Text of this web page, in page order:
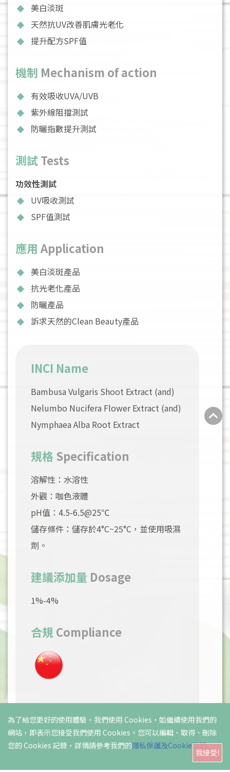
美白淡斑
天然抗UV改善肌膚光老化
提升配方SPF值
機制 Mechanism of action
有效吸收UVA/UVB
紫外線阻擋測試
防曬指數提升測試
測試Tests
功效性測試
UV吸收測試
SPF值測試
應用 Application
美白淡斑產品
抗光老化產品
防曬產品
訴求天然的Clean Beauty產品
INCI Name
Bambusa Vulgaris Shoot Extract (and)
Nelumbo Nucifera Flower Extract (and)
Nymphaea Alba Root Extract
規格 Specification
溶解性：水溶性
外觀：咖色液體
pH值：4.5-6.5@25℃
儲存條件：儲存於4°C~25°C，並使用吸濕
劑。
建議添加量 Dosage
1%-4%
合規 Compliance
All rights reserved.
Privacy
為了給您更好的使用體驗，我們使用 Cookies，如繼續使用我們的
網站，即表示您接受我們使用 Cookies。您可以編輯、取得、刪除
您的 Cookies 記錄，詳情請參考我們的隱私保護及Cookie聲明。
我接受!